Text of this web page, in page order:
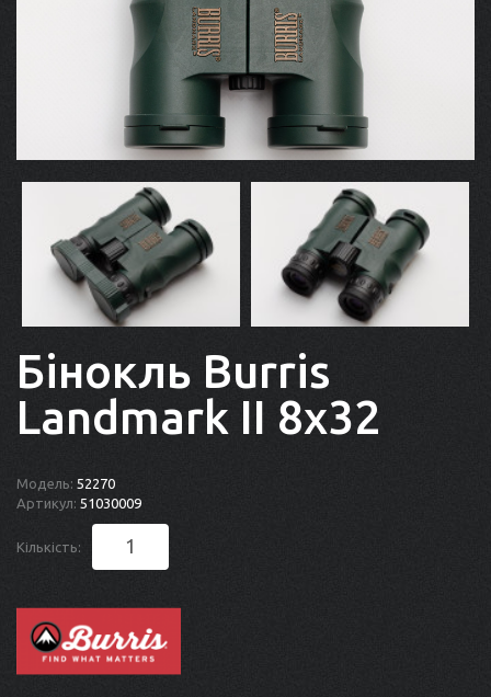
Бінокль Burris
Landmark II 8x32
Модель: 52270
Артикул: 51030009
Кількість: